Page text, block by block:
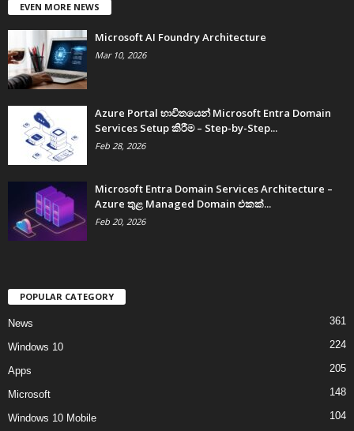
EVEN MORE NEWS
Microsoft AI Foundry Architecture
Mar 10, 2026
Azure Portal භාවිතයෙන් Microsoft Entra Domain
Services Setup කිරීම – Step-by-Step...
Feb 28, 2026
Microsoft Entra Domain Services Architecture –
Azure තුළ Managed Domain එකක්...
Feb 20, 2026
POPULAR CATEGORY
News 361
Windows 10 224
Apps 205
Microsoft 148
Windows 10 Mobile 104